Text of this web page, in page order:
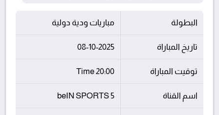
البطولة مباريات ودية دولية
تاريخ المباراة 08-10-2025
توقيت المباراة 20:00 Time
اسم القناة beIN SPORTS 5